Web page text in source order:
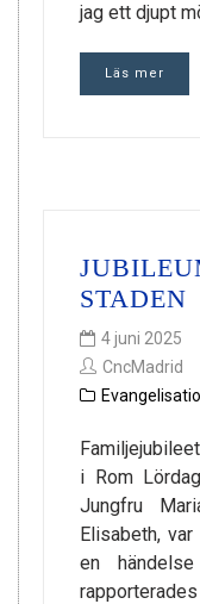
jag ett djupt
Läs mer
STADEN
4 juni 2025
CncMadrid
i Rom
Jungfru
Elisabeth,
en